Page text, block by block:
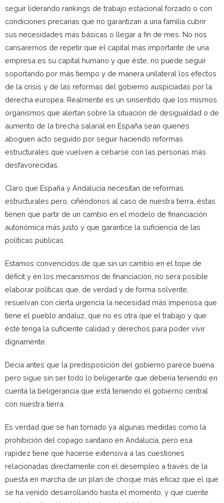
seguir liderando rankings de trabajo estacional forzado o con
condiciones precarias que no garantizan a una familia cubrir
sus necesidades más básicas o llegar a fin de mes. No nos
cansaremos de repetir que el capital más importante de una
empresa es su capital humano y que éste, no puede seguir
soportando por más tiempo y de manera unilateral los efectos
de la crisis y de las reformas del gobierno auspiciadas por la
derecha europea. Realmente es un sinsentido que los mismos
organismos que alertan sobre la situación de desigualdad o de
aumento de la brecha salarial en España sean quienes
aboguen acto seguido por seguir haciendo reformas
estructurales que vuelven a cebarse con las personas más
desfavorecidas.
Claro que España y Andalucía necesitan de reformas
estructurales pero, ciñéndonos al caso de nuestra tierra, éstas
tienen que partir de un cambio en el modelo de financiación
autonómica más justo y que garantice la suficiencia de las
políticas públicas.
Estamos convencidos de que sin un cambio en el tope de
déficit y en los mecanismos de financiación, no será posible
elaborar políticas que, de verdad y de forma solvente,
resuelvan con cierta urgencia la necesidad más imperiosa que
tiene el pueblo andaluz, que no es otra que el trabajo y que
éste tenga la suficiente calidad y derechos para poder vivir
dignamente.
Decía antes que la predisposición del gobierno parece buena
pero sigue sin ser todo lo beligerante que debería teniendo en
cuenta la beligerancia que está teniendo el gobierno central
con nuestra tierra.
Es verdad que se han tomado ya algunas medidas como la
prohibición del copago sanitario en Andalucía, pero esa
rapidez tiene que hacerse extensiva a las cuestiones
relacionadas directamente con el desempleo a través de la
puesta en marcha de un plan de choque más eficaz que el que
se ha venido desarrollando hasta el momento, y que cuente